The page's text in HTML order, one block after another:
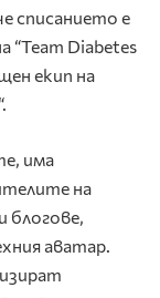
списанието е
“Team Diabetes
екип на
има
на
блогове,
аватар.